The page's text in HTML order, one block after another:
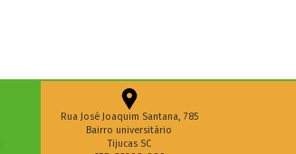
Rua José Joaquim Santana, 785
Bairro universitário
Tijucas SC